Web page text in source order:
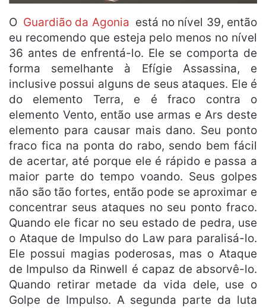
O Guardião da Agonia está no nível 39, então
eu recomendo que esteja pelo menos no nível
36 antes de enfrentá-lo. Ele se comporta de
forma semelhante à Efígie Assassina, e
inclusive possui alguns de seus ataques. Ele é
do elemento Terra, e é fraco contra o
elemento Vento, então use armas e Ars deste
elemento para causar mais dano. Seu ponto
fraco fica na ponta do rabo, sendo bem fácil
de acertar, até porque ele é rápido e passa a
maior parte do tempo voando. Seus golpes
não são tão fortes, então pode se aproximar e
concentrar seus ataques no seu ponto fraco.
Quando ele ficar no seu estado de pedra, use
o Ataque de Impulso do Law para paralisá-lo.
Ele possui magias poderosas, mas o Ataque
de Impulso da Rinwell é capaz de absorvê-lo.
Quando retirar metade da vida dele, use o
Golpe de Impulso. A segunda parte da luta